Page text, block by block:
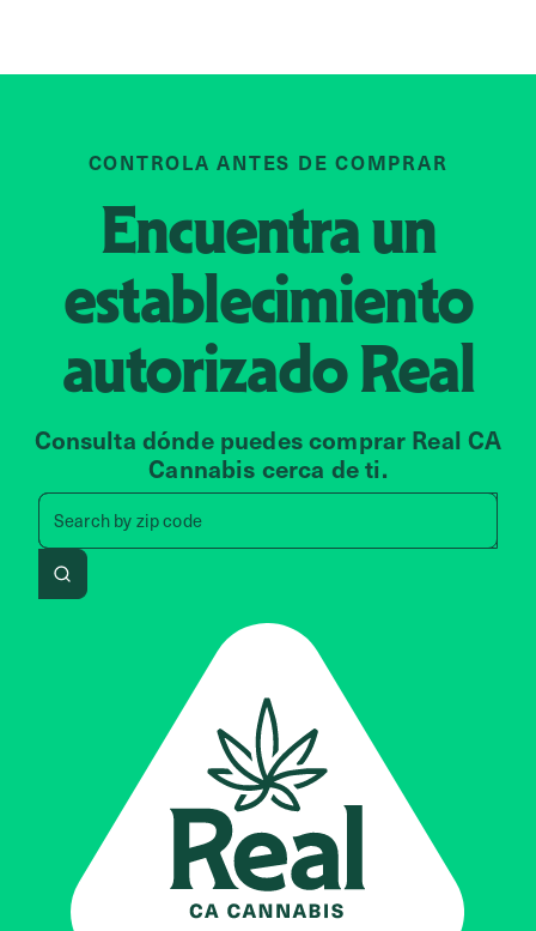
CONTROLA ANTES DE COMPRAR
Encuentra un
establecimiento
autorizadoReal
Consulta dónde puedes comprar Real CA
Cannabis cerca de ti.
Search by zip code
Search by zip code, address,
Search